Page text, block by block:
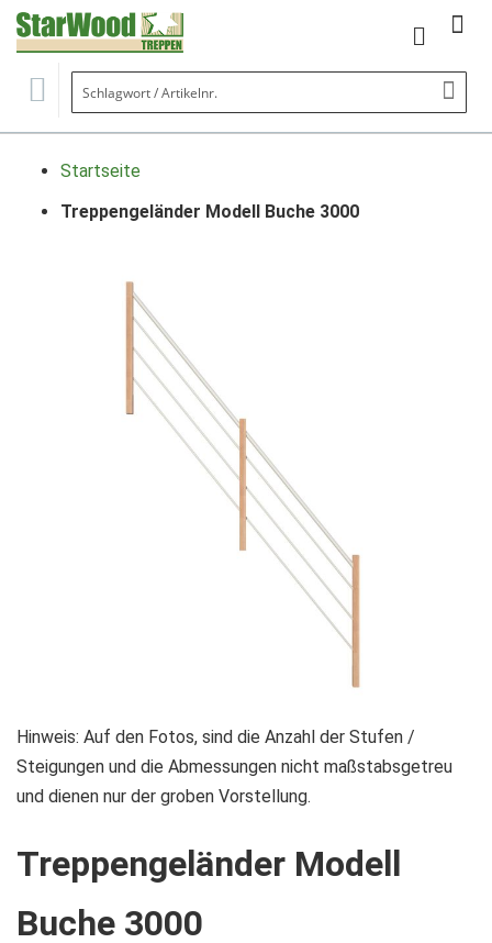
Mein
Startseite
Treppengeländer Modell Buche 3000
Zum
Anfang
der
springen
Hinweis: Auf den Fotos, sind die Anzahl der Stufen /
Steigungen und die Abmessungen nicht maßstabsgetreu
und dienen nur der groben Vorstellung.
Treppengeländer Modell
Buche 3000